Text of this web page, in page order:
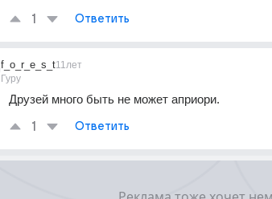
1 Ответить
f_o_r_e_s_t
Гуру
11лет
Друзей много быть не может априори.
1 Ответить